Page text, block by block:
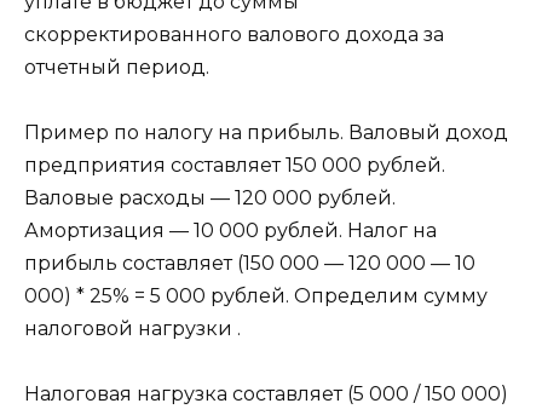
скорректированного валового дохода за
отчетный период.
Пример по налогу на прибыль. Валовый доход
предприятия составляет 150 000 рублей.
Валовые расходы — 120 000 рублей.
Амортизация — 10 000 рублей. Налог на
прибыль составляет (150 000 — 120 000 — 10
000) * 25% = 5 000 рублей. Определим сумму
налоговой нагрузки .
Налоговая нагрузка составляет (5 000 / 150 000)